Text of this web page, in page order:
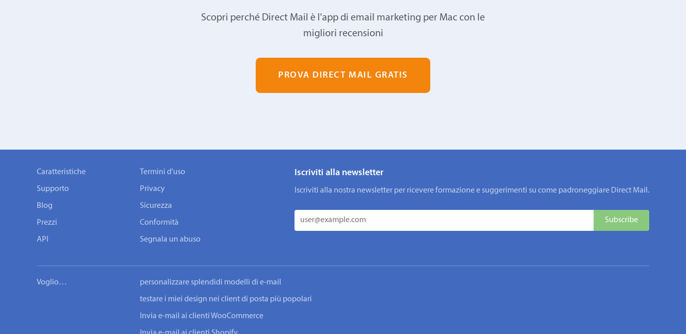
Scopri perché Direct Mail è l'app di email marketing per Mac con le
migliori recensioni
PROVA DIRECT MAIL GRATIS
Caratteristiche
Supporto
Blog
Prezzi
API
Termini d'uso
Privacy
Sicurezza
Conformità
Segnala un abuso
Iscriviti alla newsletter
Iscriviti alla nostra newsletter per ricevere formazione e suggerimenti su come padroneggiare Direct Mail.
Voglio… personalizzare splendidi modelli di e-mail
testare i miei design nei client di posta più popolari
Invia e-mail ai clienti WooCommerce